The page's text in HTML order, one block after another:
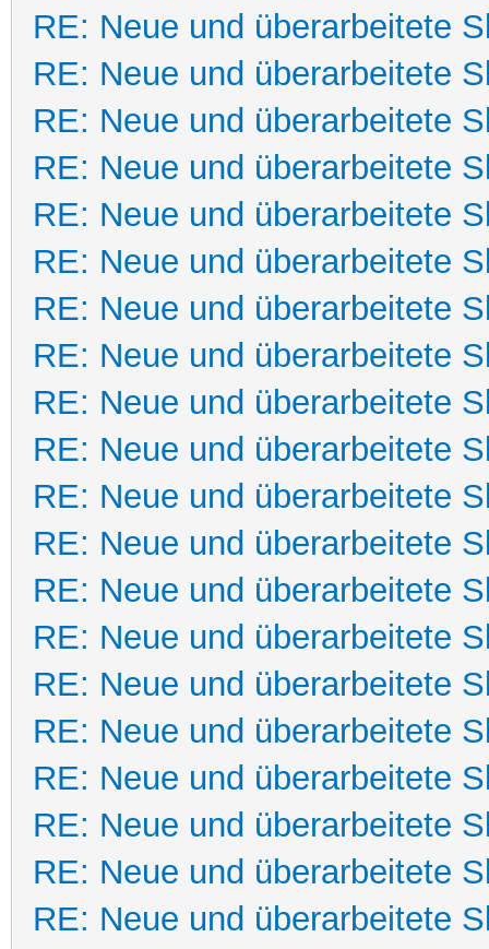
RE: Neue und überarbeitete
RE: Neue und überarbeitete
RE: Neue und überarbeitete
RE: Neue und überarbeitete
RE: Neue und überarbeitete
RE: Neue und überarbeitete
RE: Neue und überarbeitete
RE: Neue und überarbeitete
RE: Neue und überarbeitete
RE: Neue und überarbeitete
RE: Neue und überarbeitete
RE: Neue und überarbeitete
RE: Neue und überarbeitete
RE: Neue und überarbeitete
RE: Neue und überarbeitete
RE: Neue und überarbeitete
RE: Neue und überarbeitete
RE: Neue und überarbeitete
RE: Neue und überarbeitete
RE: Neue und überarbeitete